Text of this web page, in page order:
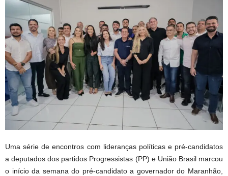
Uma série de encontros com lideranças políticas e pré-candidatos
a deputados dos partidos Progressistas (PP) e União Brasil marcou
o início da semana do pré-candidato a governador do Maranhão,